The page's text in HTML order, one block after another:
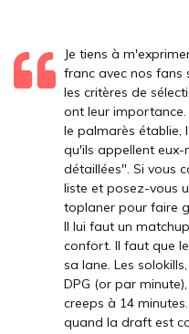
Je tiens à
franc avec nos fans
les critères de
ont leur
le palmarès établie,
qu'ils appellent eux-
détaillées". Si vous
liste et posez-vous
toplaner pour faire
Il lui faut un
confort. Il faut que
sa lane. Les
DPG (or par
creeps à 14
quand la draft est